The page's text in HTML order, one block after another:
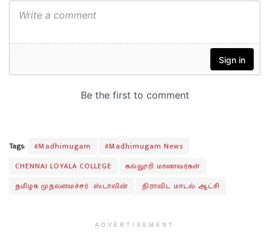
Tags: #Madhimugam
#Madhimugam News
CHENNAI LOYALA COLLEGE
கல்லூரி மாணவர்கள்
தமிழக முதலமைச்சர் ஸ்டாலின்
திராவிட மாடல் ஆட்சி
ADVERTISEMENT